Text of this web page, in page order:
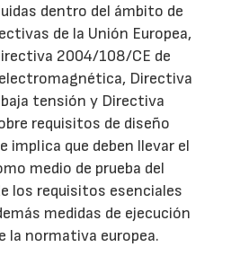
dentro del ámbito de
de la Unión Europea,
2004/108/CE de
Directiva
tensión y Directiva
requisitos de diseño
implica que deben llevar el
medio de prueba del
los requisitos esenciales
medidas de ejecución
la normativa europea.